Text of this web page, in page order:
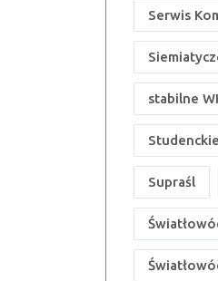
Serwis
stabilne
Supraśl